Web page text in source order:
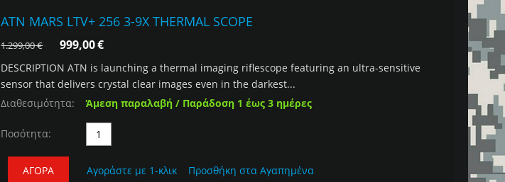
ATN MARS LTV+ 256 3-9X THERMAL SCOPE
1.299,00€ 999,00€
DESCRIPTION ATN is launching a thermal imaging riflescope featuring an ultra-sensitive
sensor that delivers crystal clear images even in the darkest...
Διαθεσιμότητα:
Άμεση παραλαβή / Παράδοση 1 έως 3 ημέρες
Ποσότητα:
ΑΓΟΡΆ Αγοράστε με 1-κλικ Προσθήκη στα Αγαπημένα